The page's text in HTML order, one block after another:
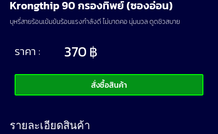
Krongthip 90 กรองทิพย์ (ซองอ่อน)
บุหรี่สายร้อนเข้มข้นร้อนแรงกำลังดี ไม่บาดคอ นุ่มนวล ดูดชิวสบาย
ราคา : 370฿
สั่งซื้อสินค้า
รายละเอียดสินค้า